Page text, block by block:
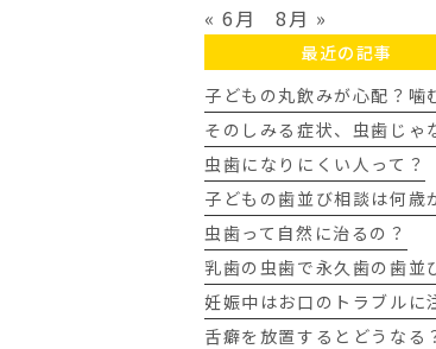
« 6月 8月 »
最近の記事
虫歯になりにくい人って？
虫歯って自然に治るの？